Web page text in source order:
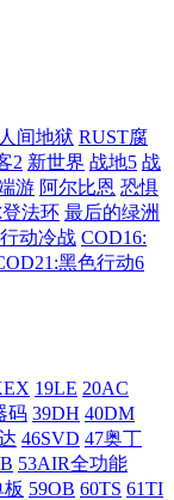
人间地狱 RUST腐
2 新世界 战地5 战
游 阿尔比恩 恐惧
法环 最后的绿洲
动冷战 COD16:
黑色行动6
19LE 20AC
码 39DH 40DM
46SVD 47奥丁
53AIR全功能
板 59OB 60TS 61TI